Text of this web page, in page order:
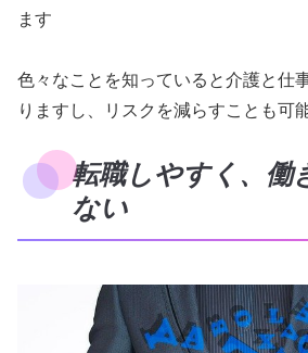
ます
色々なことを知っていると介護と仕
りますし、リスクを減らすことも可
転職しやすく、働
ない